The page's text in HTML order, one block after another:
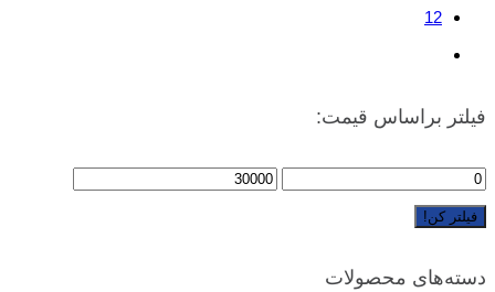
12
فیلتر براساس قیمت:
فیلتر کن!
دسته‌های محصولات